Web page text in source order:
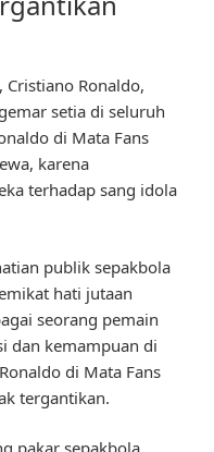
Cristiano Ronaldo,
setia di seluruh
di Mata Fans
karena
terhadap sang idola
publik sepakbola
hati jutaan
seorang pemain
dan kemampuan di
di Mata Fans
tergantikan.